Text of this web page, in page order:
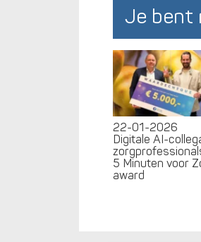
Je bent
22-01-2026
Digitale AI-
5 Minuten voor
award